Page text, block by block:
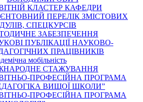
КЛАСТЕР КАФЕДРИ
ПЕРЕЛІК ЗМІСТОВИХ
СПЕЦКУРСІВ
ЗАБЕЗПЕЧЕННЯ
ПУБЛІКАЦІЇ НАУКОВО-
ПРАЦІВНИКІВ
мобільність
СТАЖУВАННЯ
ПРОФЕСІЙНА ПРОГРАМА
ВИЩОЇ ШКОЛИ”
ПРОФЕСІЙНА ПРОГРАМА